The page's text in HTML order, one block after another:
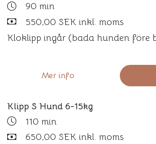
90 min
550,00 SEK inkl. moms
Kloklipp ingår (bada hunden före
Mer info
Klipp S Hund 6-15kg
110 min
650,00 SEK inkl. moms